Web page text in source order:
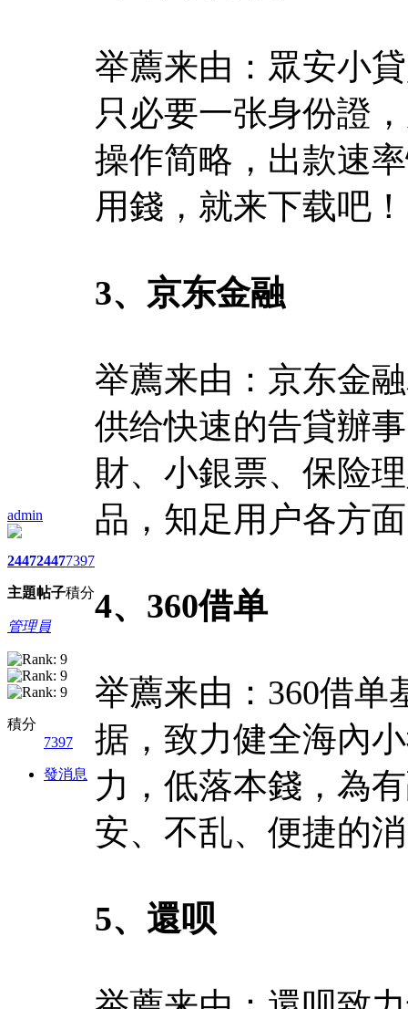
admin
2447
主題
2447
帖子
7397
積分
管理員
積分
7397
發消息
举薦来由：眾安小
只必要一张身份證
操作简略，出款速
用錢，就来下载吧！
3、京东金融
举薦来由：京东金
供给快速的告貸辦
財、小銀票、保险
品，知足用户各方
4、360借单
举薦来由：360借单
据，致力健全海內
力，低落本錢，為
安、不乱、便捷的
5、還呗